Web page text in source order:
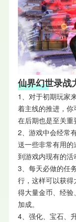
仙界幻世录战
1、对于初期玩家
着主线的推进，
在后期也是至关
2、游戏中会经常
送一些非常有用的
到游戏内现有的活
3、每天必做的任
行，这样可以获
得大量金币、经
加成。
4、强化、宝石、